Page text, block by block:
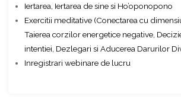
Iertarea, Iertarea de sine si Ho’oponopono
Exercitii meditative (Conectarea cu
Taierea corzilor energetice negative,
intentiei, Dezlegari si Aducerea Darurilor
Inregistrari webinare de lucru